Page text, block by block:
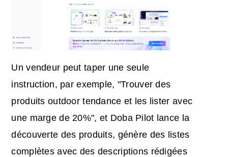
Un vendeur peut taper une seule
instruction, par exemple, "Trouver des
produits outdoor tendance et les lister avec
une marge de 20%", et Doba Pilot lance la
découverte des produits, génère des listes
complètes avec des descriptions rédigées